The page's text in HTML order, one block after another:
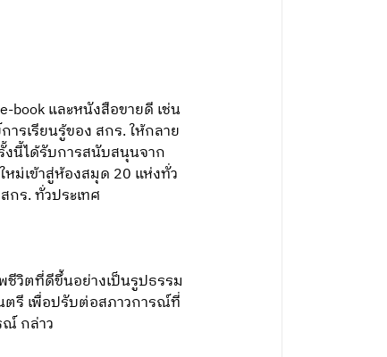
book และหนังสือขายดี เช่น
รเรียนรู้ของ สกร. ให้กลาย
งนี้ได้รับการสนับสนุนจาก
ม่เข้าสู่ห้องสมุด 20 แห่งทั่ว
ร. ทั่วประเทศ
ชีวิตที่ดีขึ้นอย่างเป็นรูปธรรม
ตรี เพื่อปรับต่อสภาวการณ์ที่
ณ์ กล่าว